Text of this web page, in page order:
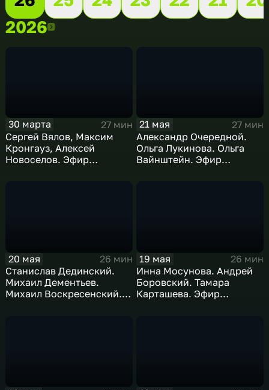
20262026
30 марта
27 мин
Сергей Вялов, Максим
Кронгауз, Алексей
Новоселов. Эфир
21 мая
27 мин
Александр Очередной.
Ольга Лукинова. Ольга
Вайнштейн. Эфир
20 мая
26 мин
Станислав Дединский.
Михаил Дементьев.
Михаил Воскресенский.
19 мая
26 мин
Инна Мосунова. Андрей
Боровский. Тамара
Карташева. Эфир